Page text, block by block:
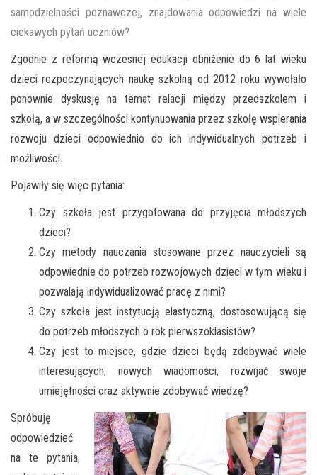
samodzielności poznawczej, znajdowania odpowiedzi na wiele
ciekawych pytań uczniów?
Zgodnie z reformą wczesnej edukacji obniżenie do 6 lat wieku
dzieci rozpoczynających naukę szkolną od 2012 roku wywołało
ponownie dyskusję na temat relacji między przedszkolem i
szkołą, a w szczególności kontynuowania przez szkołę wspierania
rozwoju dzieci odpowiednio do ich indywidualnych potrzeb i
możliwości.
Pojawiły się więc pytania:
Czy szkoła jest przygotowana do przyjęcia młodszych
dzieci?
Czy metody nauczania stosowane przez nauczycieli są
odpowiednie do potrzeb rozwojowych dzieci w tym wieku i
pozwalają indywidualizować pracę z nimi?
Czy szkoła jest instytucją elastyczną, dostosowującą się
do potrzeb młodszych o rok pierwszoklasistów?
Czy jest to miejsce, gdzie dzieci będą zdobywać wiele
interesujących, nowych wiadomości, rozwijać swoje
umiejętności oraz aktywnie zdobywać wiedzę?
Spróbuję
odpowiedzieć
na te pytania,